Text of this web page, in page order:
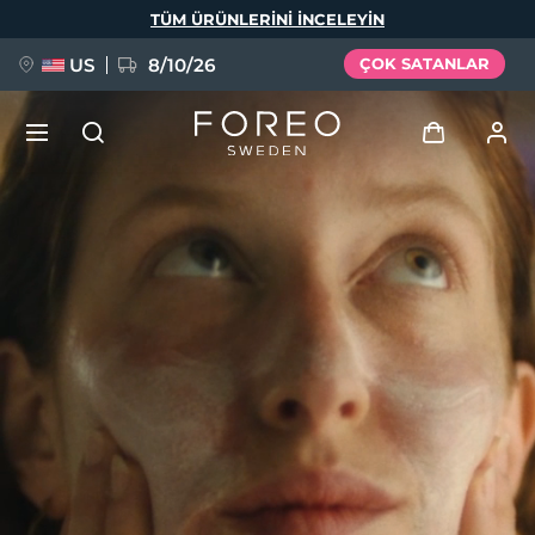
TÜM ÜRÜNLERINI INCELEYIN
US 8/10/26 ÇOK SATANLAR
Giriş
Kullanici profi̇li̇
Cihazlarım
Siparişlerim
Adresim
Aboneliklerim
FAQ™ Pure Beauty-Tech Elixir
BREAKING NEWS
issa™ Teeth Whitening Set
Dil Seçimi
Español
Français
Polski
Русский
Türkçe
繁體中文